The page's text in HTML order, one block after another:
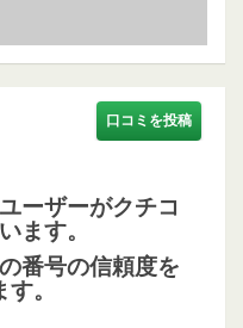
口コミを投稿
ーザーがクチコ
ます。
番号の信頼度を
。